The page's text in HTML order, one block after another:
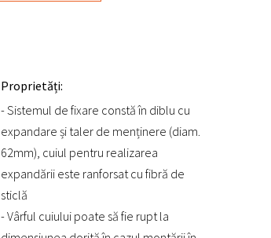
Proprietăți:
- Sistemul de fixare constă în diblu cu
expandare și taler de menținere (diam.
62mm), cuiul pentru realizarea
expandării este ranforsat cu fibră de
sticlă
- Vârful cuiului poate să fie rupt la